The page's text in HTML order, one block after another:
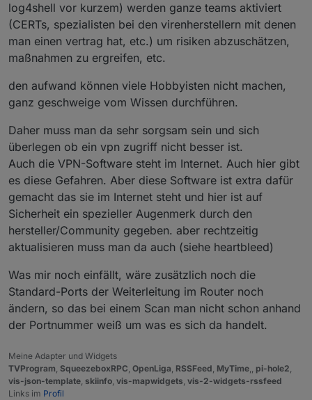
log4shell vor kurzem) werden ganze teams aktiviert
(CERTs, spezialisten bei den virenherstellern mit denen
man einen vertrag hat, etc.) um risiken abzuschätzen,
maßnahmen zu ergreifen, etc.
den aufwand können viele Hobbyisten nicht machen,
ganz geschweige vom Wissen durchführen.
Daher muss man da sehr sorgsam sein und sich
überlegen ob ein vpn zugriff nicht besser ist.
Auch die VPN-Software steht im Internet. Auch hier gibt
es diese Gefahren. Aber diese Software ist extra dafür
gemacht das sie im Internet steht und hier ist auf
Sicherheit ein spezieller Augenmerk durch den
hersteller/Community gegeben. aber rechtzeitig
aktualisieren muss man da auch (siehe heartbleed)
Was mir noch einfällt, wäre zusätzlich noch die
Standard-Ports der Weiterleitung im Router noch
ändern, so das bei einem Scan man nicht schon anhand
der Portnummer weiß um was es sich da handelt.
Meine Adapter und Widgets
TVProgram, SqueezeboxRPC, OpenLiga, RSSFeed, MyTime,, pi-hole2,
vis-json-template, skiinfo, vis-mapwidgets, vis-2-widgets-rssfeed
Links im Profil